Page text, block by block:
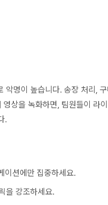
명이 높습니다. 송장 처리,
상을 녹화하면, 팀원들이 라
.
이션에만 집중하세요.
을 강조하세요.